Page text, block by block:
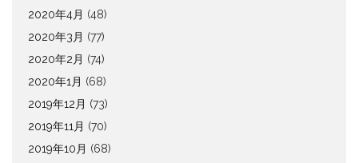
2020年4月 (48)
2020年3月 (77)
2020年2月 (74)
2020年1月 (68)
2019年12月 (73)
2019年11月 (70)
2019年10月 (68)